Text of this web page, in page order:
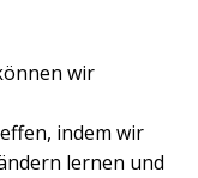
wir
indem wir
lernen und